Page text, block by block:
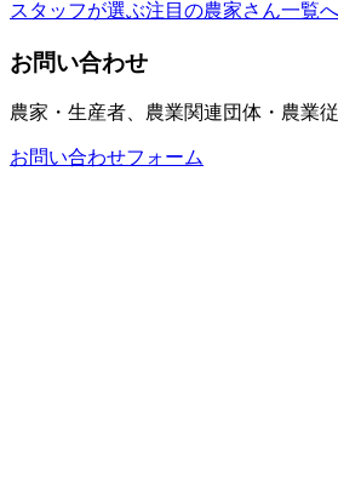
スタッフが選ぶ注目の農家さん一覧
お問い合わせ
農家・生産者、農業関連団体・農業
お問い合わせフォーム